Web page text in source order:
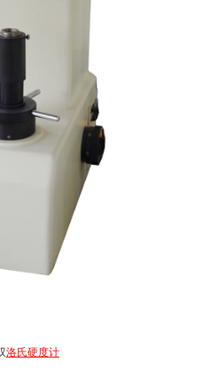
洛氏硬度计